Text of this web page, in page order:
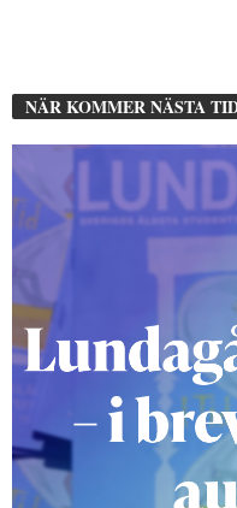
NÄR KOMMER NÄSTA